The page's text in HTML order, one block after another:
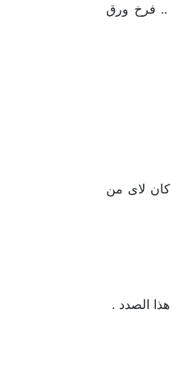
…..” أو مستوردا ” وعدد .. فرخ ورق
كان لاى من
الصدد .